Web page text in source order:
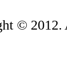
© 2012.